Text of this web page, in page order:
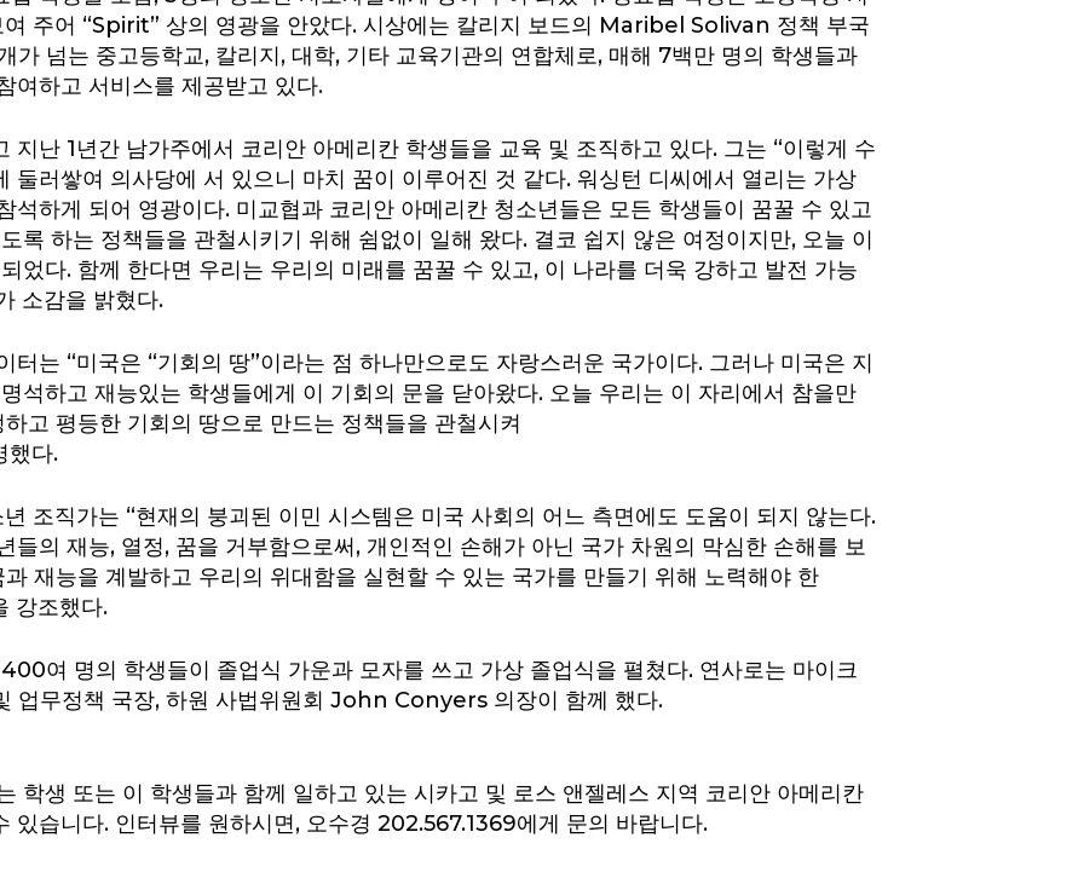
여 주어 “Spirit” 상의 영광을 안았다. 시상에는 칼리지 보드의 Maribel Solivan 정책 부국
가 넘는 중고등학교, 칼리지, 대학, 기타 교육기관의 연합체로, 매해 7백만 명의 학생들과
여하고 서비스를 제공받고 있다.
지난 1년간 남가주에서 코리안 아메리칸 학생들을 교육 및 조직하고 있다. 그는 “이렇게 수
둘러쌓여 의사당에 서 있으니 마치 꿈이 이루어진 것 같다. 워싱턴 디씨에서 열리는 가상
석하게 되어 영광이다. 미교협과 코리안 아메리칸 청소년들은 모든 학생들이 꿈꿀 수 있고
록 하는 정책들을 관철시키기 위해 쉼없이 일해 왔다. 결코 쉽지 않은 여정이지만, 오늘 이
었다. 함께 한다면 우리는 우리의 미래를 꿈꿀 수 있고, 이 나라를 더욱 강하고 발전 가능
소감을 밝혔다.
터는 “미국은 “기회의 땅”이라는 점 하나만으로도 자랑스러운 국가이다. 그러나 미국은 지
석하고 재능있는 학생들에게 이 기회의 문을 닫아왔다. 오늘 우리는 이 자리에서 참을만
고 평등한 기회의 땅으로 만드는 정책들을 관철시켜
했다.
조직가는 “현재의 붕괴된 이민 시스템은 미국 사회의 어느 측면에도 도움이 되지 않는다.
들의 재능, 열정, 꿈을 거부함으로써, 개인적인 손해가 아닌 국가 차원의 막심한 손해를 보
재능을 계발하고 우리의 위대함을 실현할 수 있는 국가를 만들기 위해 노력해야 한
강조했다.
여 명의 학생들이 졸업식 가운과 모자를 쓰고 가상 졸업식을 펼쳤다. 연사로는 마이크
업무정책 국장, 하원 사법위원회 John Conyers 의장이 함께 했다.
학생 또는 이 학생들과 함께 일하고 있는 시카고 및 로스 앤젤레스 지역 코리안 아메리칸
있습니다. 인터뷰를 원하시면, 오수경 202.567.1369에게 문의 바랍니다.